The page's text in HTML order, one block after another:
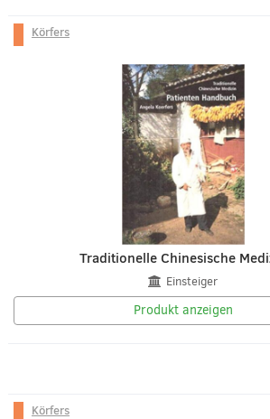
Körfers
Traditionelle Chinesische
Einsteiger
Produkt anzeigen
Körfers